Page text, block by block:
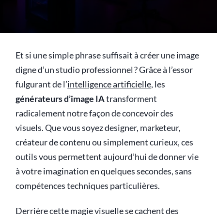
Et si une simple phrase suffisait à créer une image
digne d’un studio professionnel ? Grâce à l’essor
fulgurant de l’intelligence artificielle, les
générateurs d’image IAtransforment
radicalement notre façon de concevoir des
visuels. Que vous soyez designer, marketeur,
créateur de contenu ou simplement curieux, ces
outils vous permettent aujourd’hui de donner vie
à votre imagination en quelques secondes, sans
compétences techniques particulières.
Derrière cette magie visuelle se cachent des